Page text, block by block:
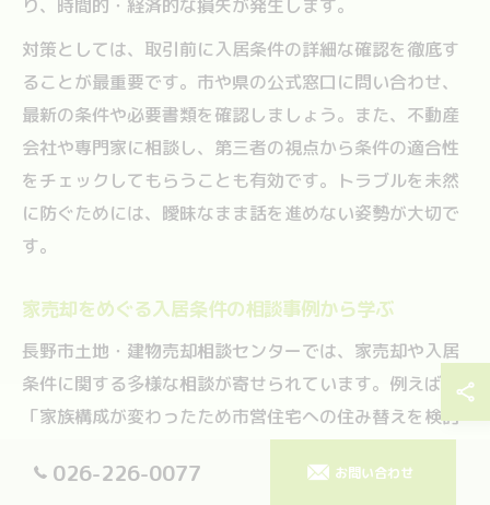
り、時間的・経済的な損失が発生します。
対策としては、取引前に入居条件の詳細な確認を徹底す
ることが最重要です。市や県の公式窓口に問い合わせ、
最新の条件や必要書類を確認しましょう。また、不動産
会社や専門家に相談し、第三者の視点から条件の適合性
をチェックしてもらうことも有効です。トラブルを未然
に防ぐためには、曖昧なまま話を進めない姿勢が大切で
す。
家売却をめぐる入居条件の相談事例から学ぶ
長野市土地・建物売却相談センターでは、家売却や入居
条件に関する多様な相談が寄せられています。例えば、
「家族構成が変わったため市営住宅への住み替えを検討
「売却後に新居へスムーズに入居できるよう段取りを知
026-226-0077 お問い合わせ